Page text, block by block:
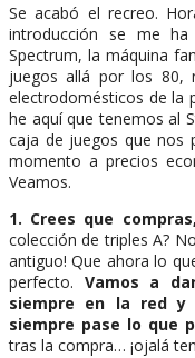
Se acabó el recreo.
introducción se me
Spectrum, la máquina
juegos allá por los 80,
electrodomésticos de la
he aquí que tenemos al
caja de juegos que nos
momento a precios
Veamos.
1. Crees que
colección de triples A?
antiguo! Que ahora lo
perfecto. Vamos a
siempre en la red y
siempre pase lo que
tras la compra… ¡ojalá